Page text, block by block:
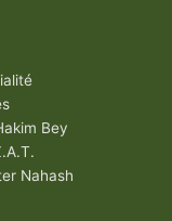
Bey
Nahash